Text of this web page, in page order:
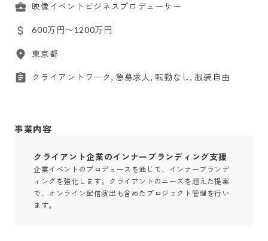
映像イベントビジネスプロデューサー
600万円〜1200万円
東京都
クライアントワーク, 急募求人, 転勤なし, 服装自由
事業内容
クライアント企業のインナーブランディング支援
企業イベントのプロデュースを通じて、インナーブランデ
ィングを強化します。クライアントのニーズを超えた提案
で、オンライン配信演出も含めたプロジェクト管理を行い
ます。